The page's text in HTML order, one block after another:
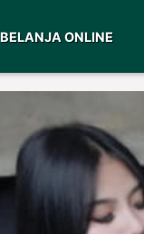
BELANJA ONLINE